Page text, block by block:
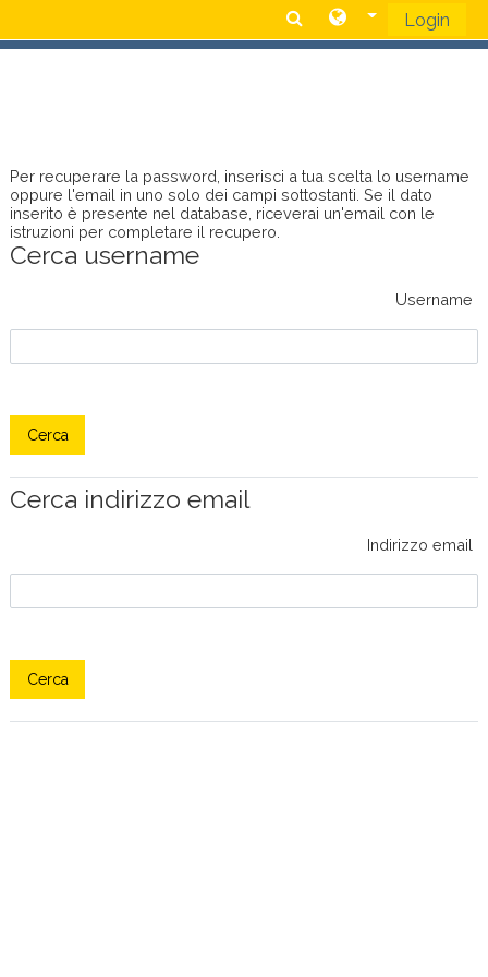
Login
Per recuperare la password, inserisci a tua scelta lo username
oppure l'email in uno solo dei campi sottostanti. Se il dato
inserito è presente nel database, riceverai un'email con le
istruzioni per completare il recupero.
Cerca username
Username
Cerca indirizzo email
Indirizzo email